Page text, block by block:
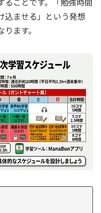
込ませる」という発想
ます。